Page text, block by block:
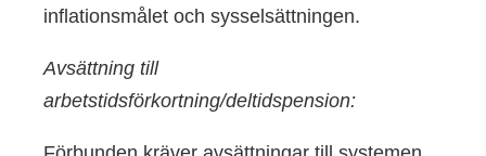
inflationsmålet och sysselsättningen.
Avsättning till
arbetstidsförkortning/deltidspension: